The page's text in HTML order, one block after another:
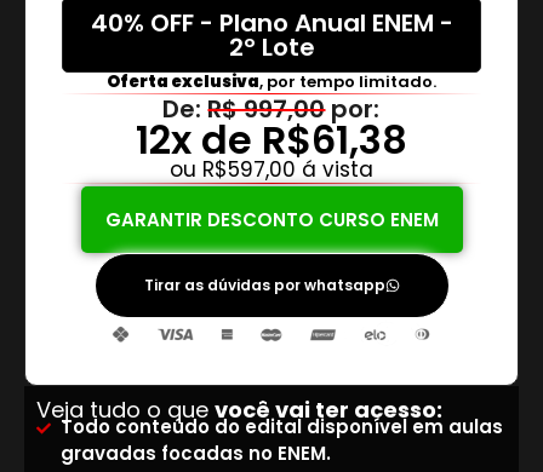
40% OFF - Plano Anual ENEM -
2º Lote
Oferta exclusiva, por tempo limitado.
De:R$ 997,00por:
12x de R$61,38
ou R$597,00 á vista
GARANTIR DESCONTO CURSO ENEM
Tirar as dúvidas por whatsapp
Veja tudo o que você vai ter acesso:
Todo conteúdo do edital disponível em aulas
gravadas focadas no ENEM.